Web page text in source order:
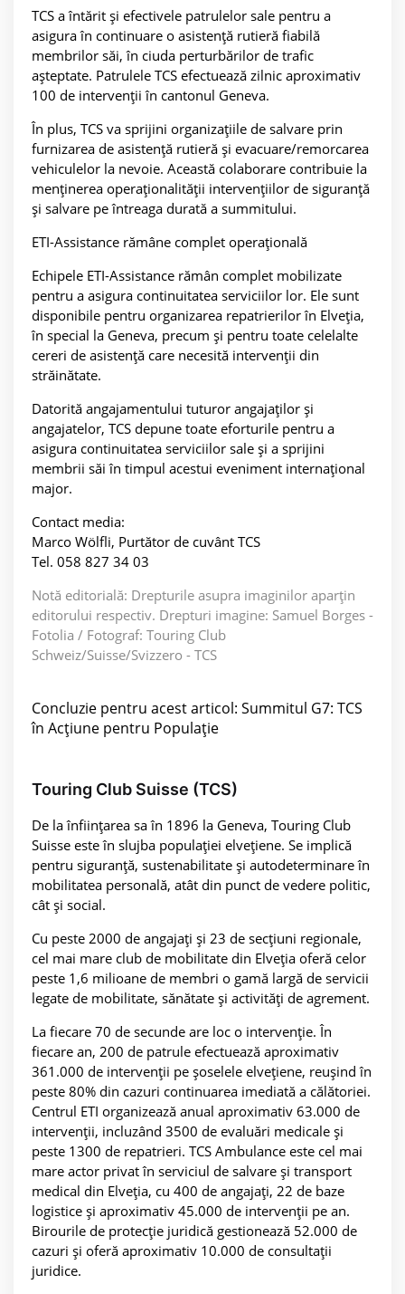
TCS a întărit și efectivele patrulelor sale pentru a
asigura în continuare o asistență rutieră fiabilă
membrilor săi, în ciuda perturbărilor de trafic
așteptate. Patrulele TCS efectuează zilnic aproximativ
100 de intervenții în cantonul Geneva.
În plus, TCS va sprijini organizațiile de salvare prin
furnizarea de asistență rutieră și evacuare/remorcarea
vehiculelor la nevoie. Această colaborare contribuie la
menținerea operaționalității intervențiilor de siguranță
și salvare pe întreaga durată a summitului.
ETI-Assistance rămâne complet operațională
Echipele ETI-Assistance rămân complet mobilizate
pentru a asigura continuitatea serviciilor lor. Ele sunt
disponibile pentru organizarea repatrierilor în Elveția,
în special la Geneva, precum și pentru toate celelalte
cereri de asistență care necesită intervenții din
străinătate.
Datorită angajamentului tuturor angajaților și
angajatelor, TCS depune toate eforturile pentru a
asigura continuitatea serviciilor sale și a sprijini
membrii săi în timpul acestui eveniment internațional
major.
Contact media:
Marco Wölfli, Purtător de cuvânt TCS
Tel. 058 827 34 03
Notă editorială: Drepturile asupra imaginilor aparțin
editorului respectiv. Drepturi imagine: Samuel Borges -
Fotolia / Fotograf: Touring Club
Schweiz/Suisse/Svizzero - TCS
Concluzie pentru acest articol: Summitul G7: TCS
în Acțiune pentru Populație
Touring Club Suisse (TCS)
De la înființarea sa în 1896 la Geneva, Touring Club
Suisse este în slujba populației elvețiene. Se implică
pentru siguranță, sustenabilitate și autodeterminare în
mobilitatea personală, atât din punct de vedere politic,
cât și social.
Cu peste 2000 de angajați și 23 de secțiuni regionale,
cel mai mare club de mobilitate din Elveția oferă celor
peste 1,6 milioane de membri o gamă largă de servicii
legate de mobilitate, sănătate și activități de agrement.
La fiecare 70 de secunde are loc o intervenție. În
fiecare an, 200 de patrule efectuează aproximativ
361.000 de intervenții pe șoselele elvețiene, reușind în
peste 80% din cazuri continuarea imediată a călătoriei.
Centrul ETI organizează anual aproximativ 63.000 de
intervenții, incluzând 3500 de evaluări medicale și
peste 1300 de repatrieri. TCS Ambulance este cel mai
mare actor privat în serviciul de salvare și transport
medical din Elveția, cu 400 de angajați, 22 de baze
logistice și aproximativ 45.000 de intervenții pe an.
Birourile de protecție juridică gestionează 52.000 de
cazuri și oferă aproximativ 10.000 de consultații
juridice.